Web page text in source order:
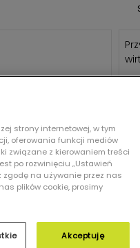
zł
strony internetowej, w tym
oferowania funkcji mediów
związane z kierowaniem treści
po rozwinięciu „Ustawień
zgodę na używanie przez nas
plików cookie, prosimy
Akceptuję